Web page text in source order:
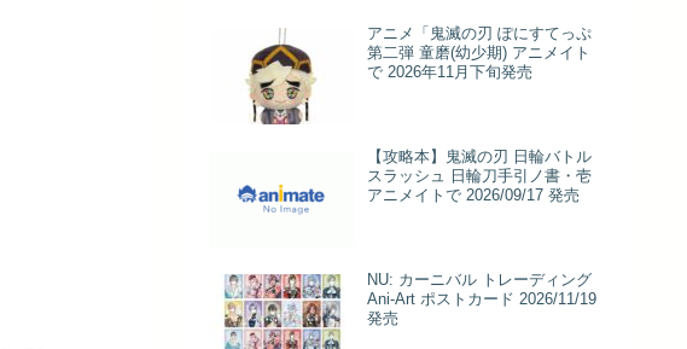
アニメ「鬼滅の刃 ぽにすてっぷ
第二弾 童磨(幼少期) アニメイト
で 2026年11月下旬発売
【攻略本】鬼滅の刃 日輪バトル
スラッシュ 日輪刀手引ノ書・壱
アニメイトで 2026/09/17 発売
NU: カーニバル トレーディング
Ani-Art ポストカード 2026/11/19
発売